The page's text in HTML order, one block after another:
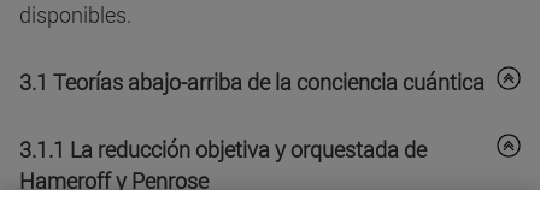
disponibles.
3.1 Teorías abajo-arriba de la conciencia cuántica
3.1.1 La reducción objetiva y orquestada de
Hameroff y Penrose